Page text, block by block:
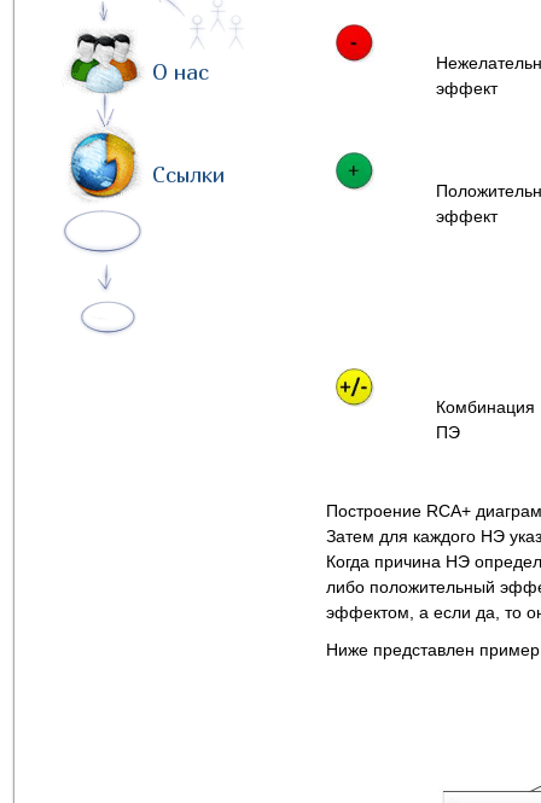
О нас
Ссылки
эффект
эффект
ПЭ
Построение RCA+
Затем для каждого НЭ
Когда причина НЭ
либо положительный
эффектом, а если да, то
Ниже представлен